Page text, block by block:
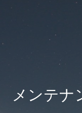
メンテナ